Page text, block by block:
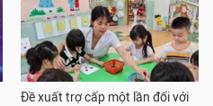
Đề xuất trợ cấp một lần đối với